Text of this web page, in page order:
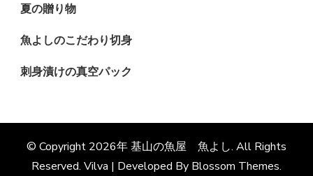
夏の贈り物
魚よしのこだわり切身
刺身漬けの真空パック
© Copyright 2026年基山の魚屋 魚よし. All Rights
Reserved. Vilva | Developed By Blossom Themes.